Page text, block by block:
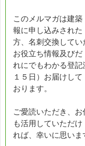
このメルマガは建
報に申し込みされた
方、名刺交換して
お役立ち情報及びだ
れにでもわかる登記
１５日）お届けして
おります。
ご愛読いただき、
も活用していただけ
れば、幸いに思いま